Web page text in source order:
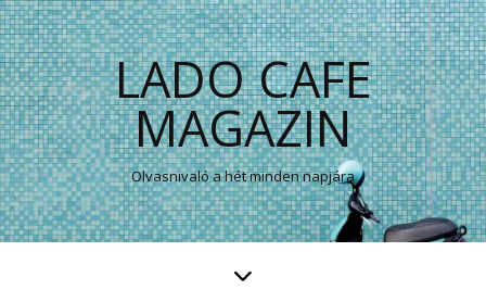
LADO CAFE
MAGAZIN
Olvasnivaló a hét minden napjára